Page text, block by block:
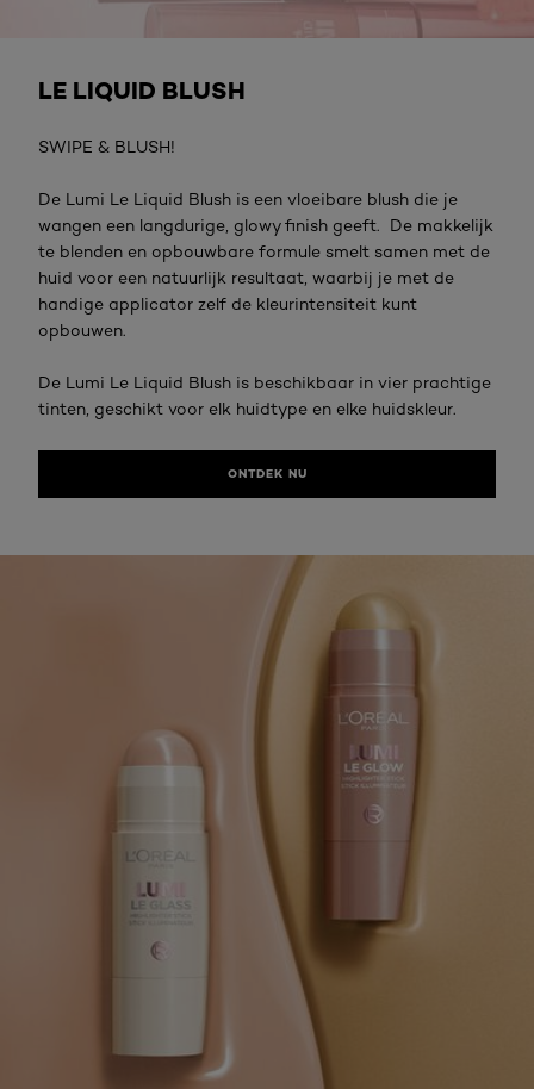
LE LIQUID BLUSH​
SWIPE & BLUSH!​
De Lumi Le Liquid Blush is een vloeibare blush die je
wangen een langdurige, glowy finish geeft. ​ De makkelijk
te blenden en opbouwbare formule smelt samen met de
huid voor een natuurlijk resultaat, waarbij je met de
handige applicator zelf de kleurintensiteit kunt
opbouwen.​
De Lumi Le Liquid Blush is beschikbaar in vier prachtige
tinten, geschikt voor elk huidtype en elke huidskleur.
ONTDEK NU